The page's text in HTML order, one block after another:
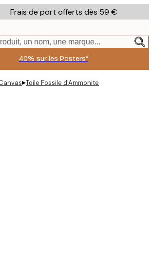
Frais de port offerts dès 59 €
un nom, une marque...
40% sur les Posters*
▸Toile Fossile d'Ammonite